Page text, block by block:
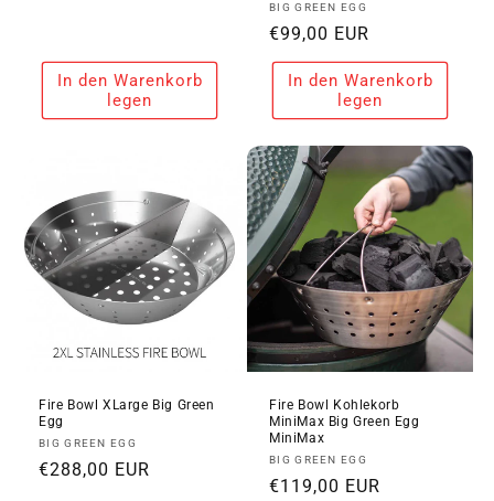
In den Warenkorb
legen
Anbieter:
BIG GREEN EGG
Normaler
Preis
€99,00 EUR
In den Warenkorb
legen
Fire Bowl XLarge Big Green
Egg
Anbieter:
BIG GREEN EGG
Normaler
€288,00 EUR
Fire Bowl Kohlekorb
MiniMax Big Green Egg
MiniMax
Anbieter:
BIG GREEN EGG
Normaler
€119,00 EUR